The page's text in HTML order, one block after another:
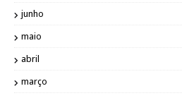
junho
maio
abril
março